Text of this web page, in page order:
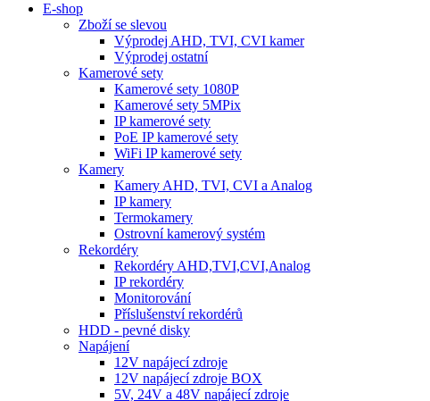
E-shop
Zboží se slevou
Výprodej AHD, TVI, CVI kamer
Výprodej ostatní
Kamerové sety
Kamerové sety 1080P
Kamerové sety 5MPix
IP kamerové sety
PoE IP kamerové sety
WiFi IP kamerové sety
Kamery
Kamery AHD, TVI, CVI a Analog
IP kamery
Termokamery
Ostrovní kamerový systém
Rekordéry
Rekordéry AHD,TVI,CVI,Analog
IP rekordéry
Monitorování
Příslušenství rekordérů
HDD - pevné disky
Napájení
12V napájecí zdroje
12V napájecí zdroje BOX
5V, 24V a 48V napájecí zdroje